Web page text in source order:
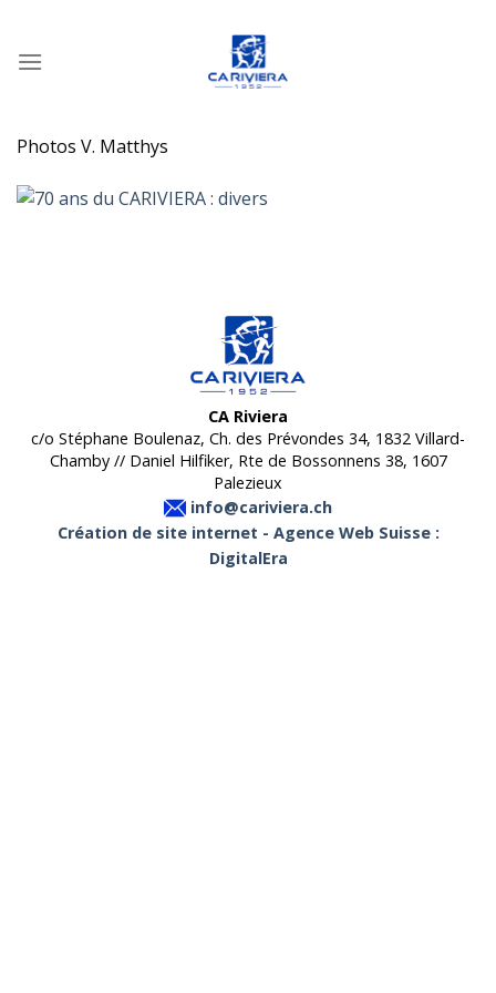
contenu
Photos V. Matthys
CA Riviera
c/o Stéphane Boulenaz, Ch. des Prévondes 34, 1832 Villard-
Chamby // Daniel Hilfiker, Rte de Bossonnens 38, 1607
Palezieux
info@cariviera.ch
Création de site internet - Agence Web Suisse :
DigitalEra